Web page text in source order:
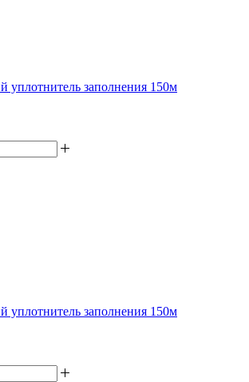
уплотнитель заполнения 150м
уплотнитель заполнения 150м